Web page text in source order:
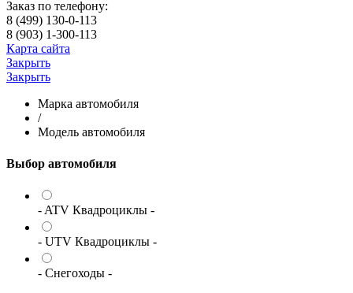
Заказ по телефону:
8 (499) 130-0-113
8 (903) 1-300-113
Карта сайта
Закрыть
Закрыть
Марка автомобиля
/
Модель автомобиля
Выбор автомобиля
- ATV Квадроциклы -
- UTV Квадроциклы -
- Снегоходы -